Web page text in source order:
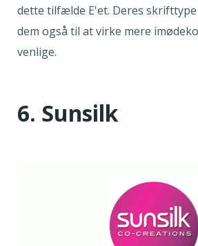
dette tilfælde E'et. Deres
dem også til at virke mere
venlige.
6. Sunsilk